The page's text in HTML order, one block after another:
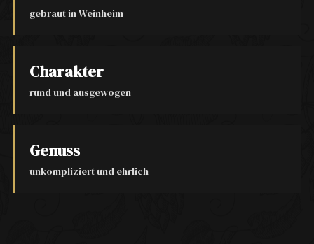
gebraut in Weinheim
Charakter
rund und ausgewogen
Genuss
unkompliziert und ehrlich